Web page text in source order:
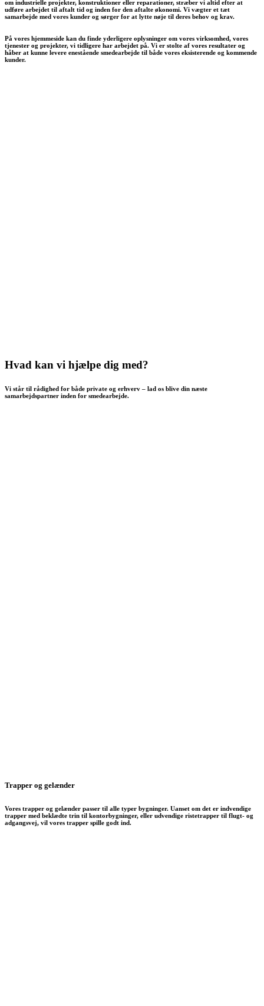
om industrielle projekter, konstruktioner eller reparationer, stræber vi altid efter at
udføre arbejdet til aftalt tid og inden for den aftalte økonomi. Vi vægter et tæt
samarbejde med vores kunder og sørger for at lytte nøje til deres behov og krav.
På vores hjemmeside kan du finde yderligere oplysninger om vores virksomhed, vores
tjenester og projekter, vi tidligere har arbejdet på. Vi er stolte af vores resultater og
håber at kunne levere enestående smedearbejde til både vores eksisterende og kommende
kunder.
Hvad kan vi hjælpe dig med?
Vi står til rådighed for både private og erhverv – lad os blive din næste
samarbejdspartner inden for smedearbejde.
Trapper og gelænder
Vores trapper og gelænder passer til alle typer bygninger. Uanset om det er indvendige
trapper med beklædte trin til kontorbygninger, eller udvendige ristetrapper til flugt- og
adgangsvej, vil vores trapper spille godt ind.